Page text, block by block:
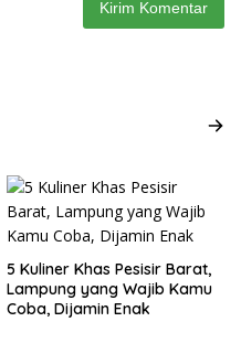
5 Kuliner Khas Pesisir Barat,
Lampung yang Wajib Kamu
Coba, Dijamin Enak